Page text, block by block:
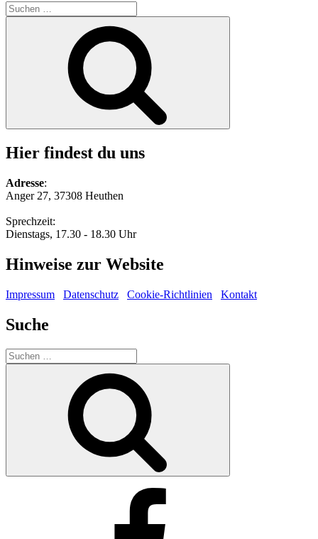
Suche
nach:
Hier findest du uns
Adresse:
Anger 27, 37308 Heuthen
Sprechzeit:
Dienstags, 17.30 - 18.30 Uhr
Hinweise zur Website
Impressum Datenschutz Cookie-Richtlinien Kontakt
Suche
Suche
nach: